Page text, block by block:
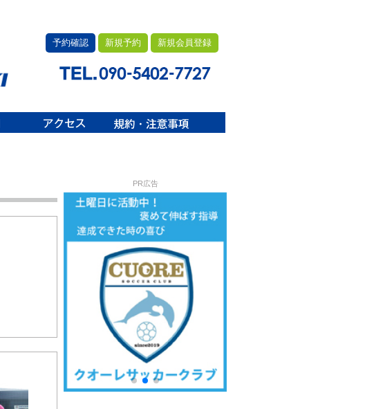
予約確認 新規予約 新規会員登録
PR広告